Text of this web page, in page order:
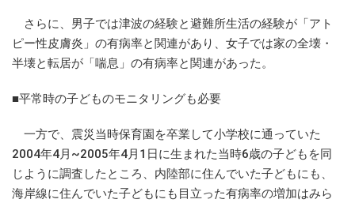
さらに、男子では津波の経験と避難所生活の経験が「アト
ピー性皮膚炎」の有病率と関連があり、女子では家の全壊・
半壊と転居が「喘息」の有病率と関連があった。
■平常時の子どものモニタリングも必要
一方で、震災当時保育園を卒業して小学校に通っていた
2004年4月~2005年4月1日に生まれた当時6歳の子どもを同
じように調査したところ、内陸部に住んでいた子どもにも、
海岸線に住んでいた子どもにも目立った有病率の増加はみら